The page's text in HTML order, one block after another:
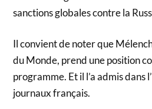
sanctions globales contre la
Il convient de noter que
du Monde, prend une position
programme. Et il l’a admis dans
journaux français.